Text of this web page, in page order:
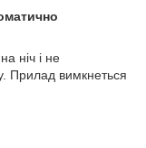
ніч і не
Прилад вимкнеться